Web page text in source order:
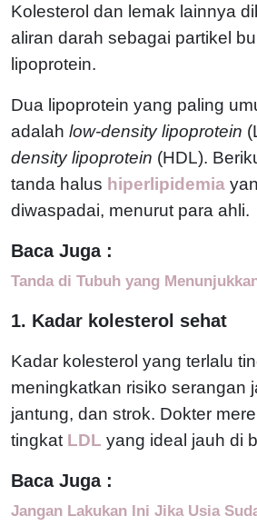
Kolesterol dan lemak lainnya
aliran darah sebagai partikel
lipoprotein.
Dua lipoprotein yang paling
adalah low-density lipoprotein
density lipoprotein (HDL).
tanda halus hiperlipidemia
diwaspadai, menurut para ahli.
Baca Juga :
Tanda di Tubuh yang
1. Kadar kolesterol sehat
Kadar kolesterol yang terlalu
meningkatkan risiko serangan
jantung, dan strok. Dokter
tingkat LDL yang ideal jauh di
Baca Juga :
Jangan Lakukan Ini Jika Usia